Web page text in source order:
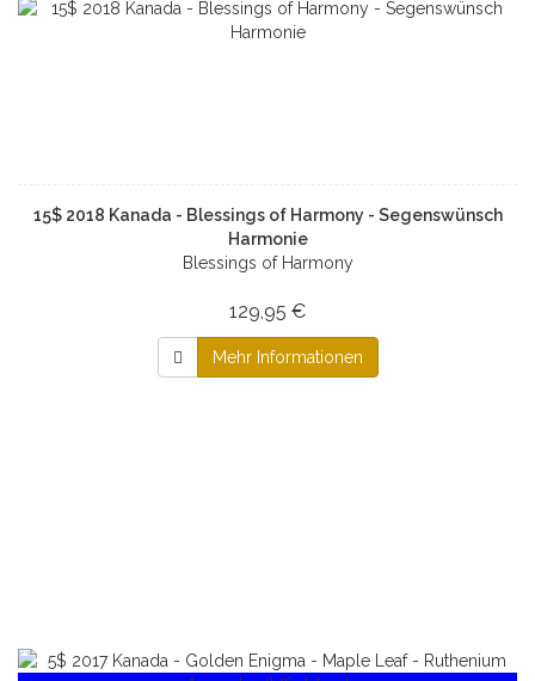
15$ 2018 Kanada - Blessings of Harmony - Segenswünsch
Harmonie
Blessings of Harmony
129,95 €
Mehr Informationen